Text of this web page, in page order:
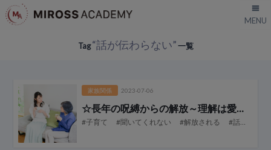
Tag“話が伝わらない”一覧
家族関係 2023-07-06
☆長年の呪縛からの解放～理解は愛だった！～
#子育て #聞いてくれない #解放される #話が伝わらない